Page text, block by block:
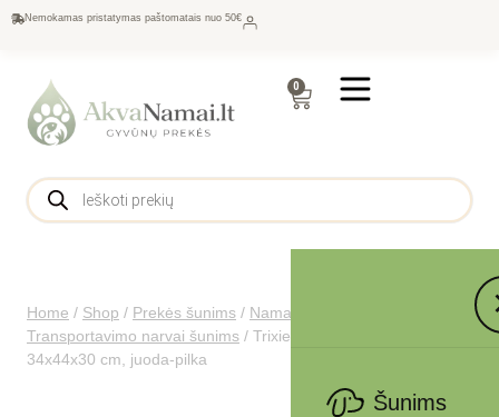
Nemokamas pristatymas paštomatais nuo 50€
0
Šunims
Home / Shop / Prekės šunims / Namams šunims
Transportavimo narvai šunims / Trixie Timon kuprinė,
34x44x30 cm, juoda-pilka